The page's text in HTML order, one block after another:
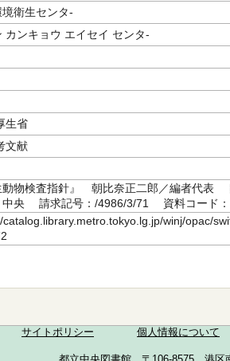
境衛生センタ-
カンキョウ エイセイ センタ-
生省
文献
動物検査指針』 朝比奈正二郎／編者代
中央 請求記号：/4986/3/71 資料コード：
catalog.library.metro.tokyo.lg.jp/winj/opac/
サイトポリシー 個人情報について